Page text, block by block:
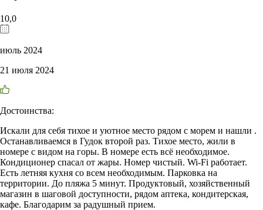
10,0
июль 2024
21 июля 2024
Достоинства:
Искали для себя тихое и уютное место рядом с морем и нашли .
Останавливаемся в Гудок второй раз. Тихое место, жили в
номере с видом на горы. В номере есть всё необходимое.
Кондиционер спасал от жары. Номер чистый. Wi-Fi работает.
Есть летняя кухня со всем необходимым. Парковка на
территории. До пляжа 5 минут. Продуктовый, хозяйственный
магазин в шаговой доступности, рядом аптека, кондитерская,
кафе. Благодарим за радушный прием.